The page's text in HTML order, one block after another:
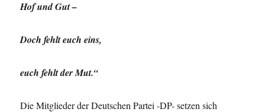
Hof und Gut –
Doch fehlt euch eins,
euch fehlt der Mut.“
Die Mitglieder der Deutschen Partei -DP- setzen sich